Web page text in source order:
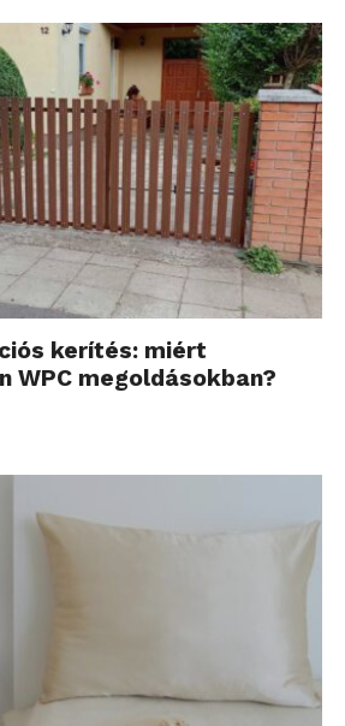
kerítés: miért
WPC megoldásokban?